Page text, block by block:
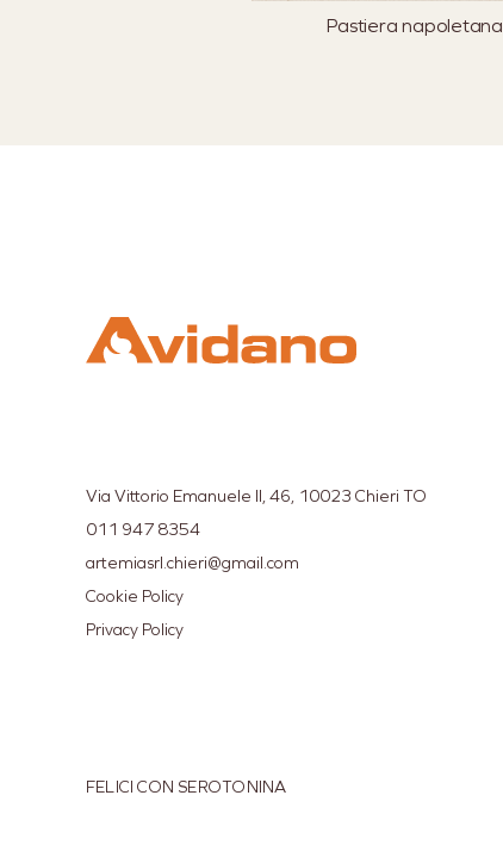
Pastiera napoletana
Via Vittorio Emanuele II, 46, 10023 Chieri TO
011 947 8354
artemiasrl.chieri@gmail.com
Cookie Policy
Privacy Policy
FELICI CON SEROTONINA